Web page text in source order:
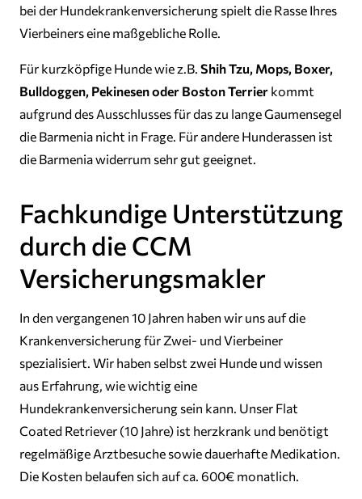
bei der Hundekrankenversicherung spielt die Rasse Ihres
Vierbeiners eine maßgebliche Rolle.
Für kurzköpfige Hunde wie z.B. Shih Tzu, Mops, Boxer,
Bulldoggen, Pekinesen oder Boston Terrier kommt
aufgrund des Ausschlusses für das zu lange Gaumensegel
die Barmenia nicht in Frage. Für andere Hunderassen ist
die Barmenia widerrum sehr gut geeignet.
Fachkundige Unterstützung
durch die CCM
Versicherungsmakler
In den vergangenen 10 Jahren haben wir uns auf die
Krankenversicherung für Zwei- und Vierbeiner
spezialisiert. Wir haben selbst zwei Hunde und wissen
aus Erfahrung, wie wichtig eine
Hundekrankenversicherung sein kann. Unser Flat
Coated Retriever (10 Jahre) ist herzkrank und benötigt
regelmäßige Arztbesuche sowie dauerhafte Medikation.
Die Kosten belaufen sich auf ca. 600€ monatlich.